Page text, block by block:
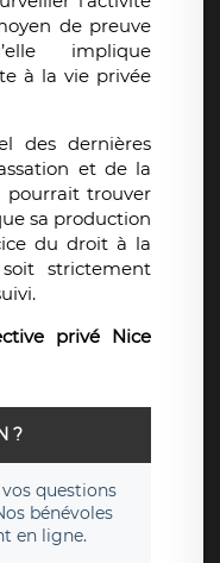
de preuve
implique
à la vie privée
des dernières
et de la
pourrait trouver
sa production
du droit à la
strictement
privé Nice
?
questions
bénévoles
en ligne.